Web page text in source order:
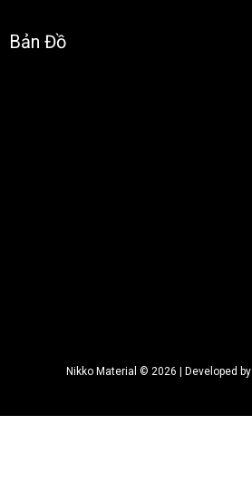
Bản Đồ
Nikko Material © 2026 | Developed by